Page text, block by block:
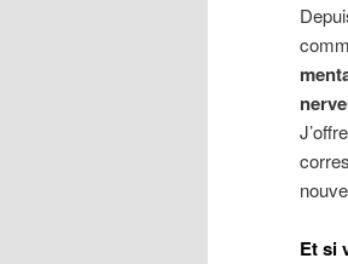
J’offre
Et si